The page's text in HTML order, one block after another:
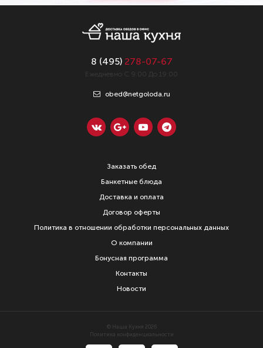
8 (495) 278-07-67
Ежедневно С 9:00 До 19:00
obed@netgoloda.ru
Заказать обед
Банкетные блюда
Доставка и оплата
Договор оферты
Политика в отношении обработки персональных данных
О компании
Бонусная программа
Контакты
Новости
© Наша Кухня 2026
Политика конфиденциальности